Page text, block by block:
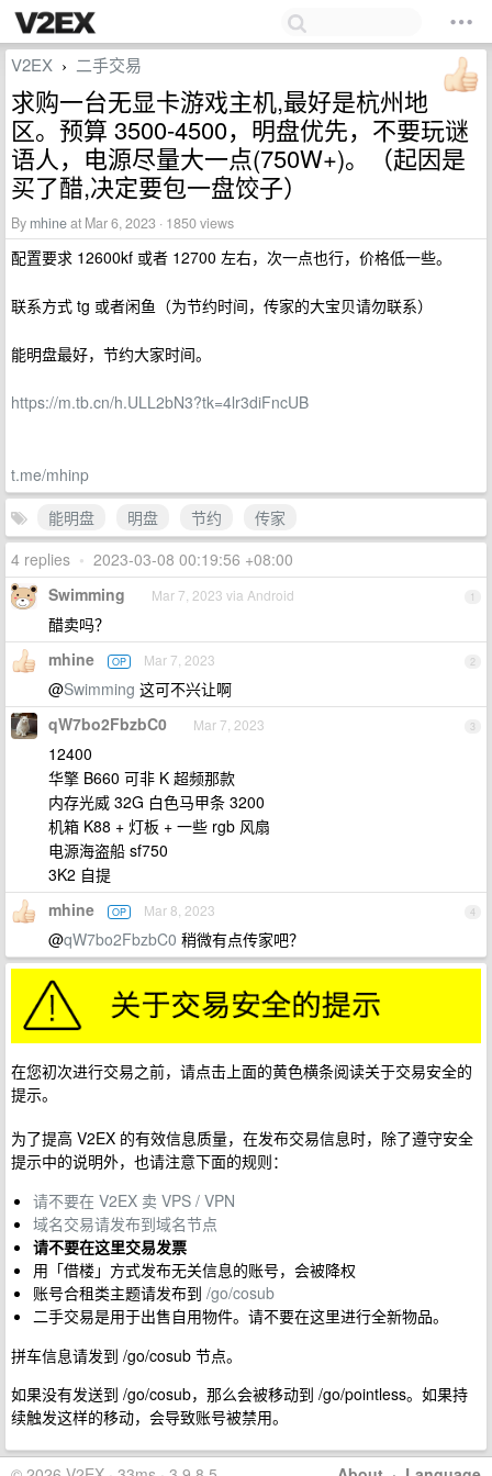
V2EX › 二手交易
求购一台无显卡游戏主机,最好是杭州地
区。预算 3500-4500，明盘优先，不要玩谜
语人，电源尽量大一点(750W+)。（起因是
买了醋,决定要包一盘饺子）
By mhineat Mar 6, 2023 · 1850 views
配置要求 12600kf 或者 12700 左右，次一点也行，价格低一些。
联系方式 tg 或者闲鱼（为节约时间，传家的大宝贝请勿联系）
能明盘最好，节约大家时间。
https://m.tb.cn/h.ULL2bN3?tk=4lr3diFncUB
t.me/mhinp
能明盘
明盘 节约
传家
4 replies • 2023-03-08 00:19:56 +08:00
1
Swimming Mar 7, 2023 via Android
醋卖吗？
2
mhine OP Mar 7, 2023
@Swimming 这可不兴让啊
3
qW7bo2FbzbC0 Mar 7, 2023
12400
华擎 B660 可非 K 超频那款
内存光威 32G 白色马甲条 3200
机箱 K88 + 灯板 + 一些 rgb 风扇
电源海盗船 sf750
3K2 自提
4
mhine OP Mar 8, 2023
@qW7bo2FbzbC0 稍微有点传家吧？
在您初次进行交易之前，请点击上面的黄色横条阅读关于交易安全的
提示。
为了提高 V2EX 的有效信息质量，在发布交易信息时，除了遵守安全
提示中的说明外，也请注意下面的规则：
请不要在 V2EX 卖 VPS / VPN
域名交易请发布到域名节点
请不要在这里交易发票
用「借楼」方式发布无关信息的账号，会被降权
账号合租类主题请发布到 /go/cosub
二手交易是用于出售自用物件。请不要在这里进行全新物品。
拼车信息请发到 /go/cosub 节点。
如果没有发送到 /go/cosub，那么会被移动到 /go/pointless。如果持
续触发这样的移动，会导致账号被禁用。